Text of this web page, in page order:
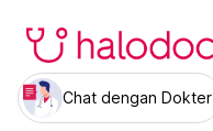
Chat dengan Dokter